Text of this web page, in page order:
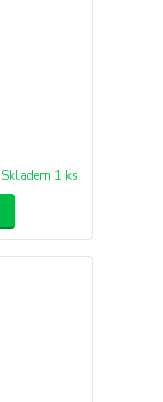
Skladem 1 ks